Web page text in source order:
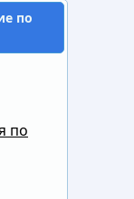
по
по